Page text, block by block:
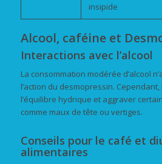
insipide
Alcool, caféine et
Interactions avec l’alcool
La consommation modérée d’alcool
l’action du desmopressin.
l’équilibre hydrique et aggraver
comme maux de tête ou vertiges.
Conseils pour le café et
alimentaires